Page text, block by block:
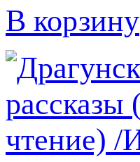
В корзину